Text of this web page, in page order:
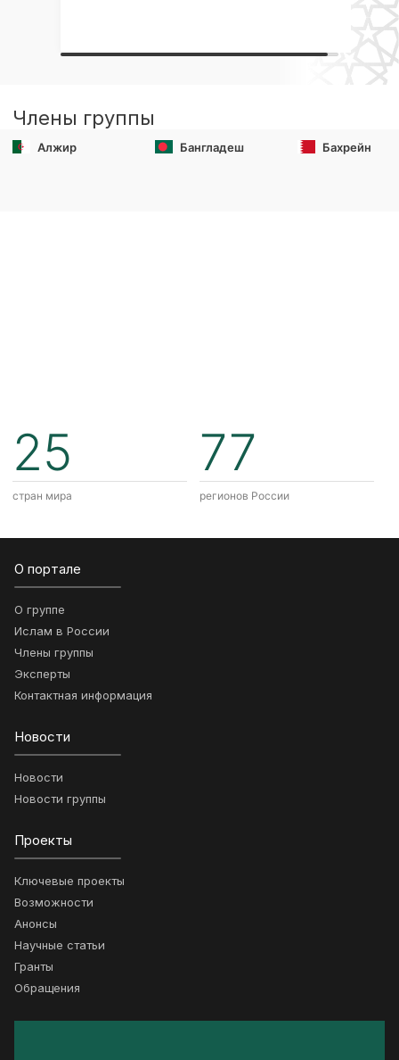
Члены группы
Алжир Бангладеш Бахрейн
25
стран мира
77
регионов России
О портале
О группе
Ислам в России
Члены группы
Эксперты
Контактная информация
Новости
Новости
Новости группы
Проекты
Ключевые проекты
Возможности
Анонсы
Научные статьи
Гранты
Обращения